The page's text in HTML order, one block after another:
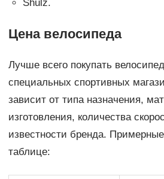
Shulz.
Цена велосипеда
Лучше всего покупать
специальных спортивных
зависит от типа назначения,
изготовления, количества
известности бренда.
таблице: